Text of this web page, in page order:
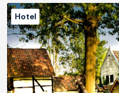
Hotel